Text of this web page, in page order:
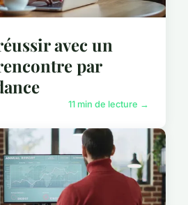
avec un
par
11 min de lecture →